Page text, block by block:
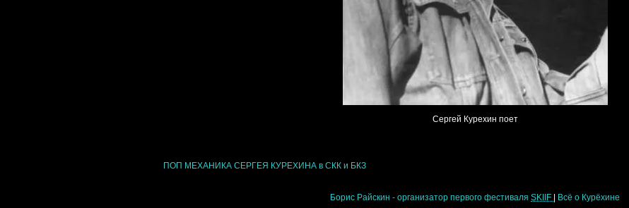
Сергей Курехин поет
ПОП МЕХАНИКА СЕРГЕЯ КУРЕХИНА в СКК и БКЗ
Борис Райскин - организатор первого фестиваля SKIIF | Всё о Курёхине